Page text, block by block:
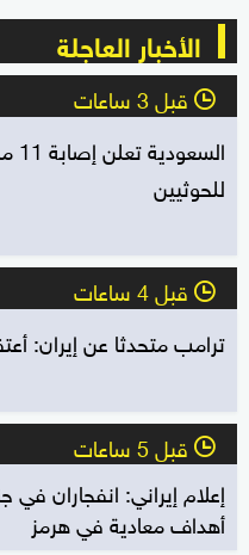
الأخبار العاجلة
l قبل 3 ساعات
للحوثيين
l قبل 4 ساعات
ترامب متحدثا عن إيران:
l قبل 5 ساعات
إعلام إيراني: انفجاران
أهداف معادية في هرمز